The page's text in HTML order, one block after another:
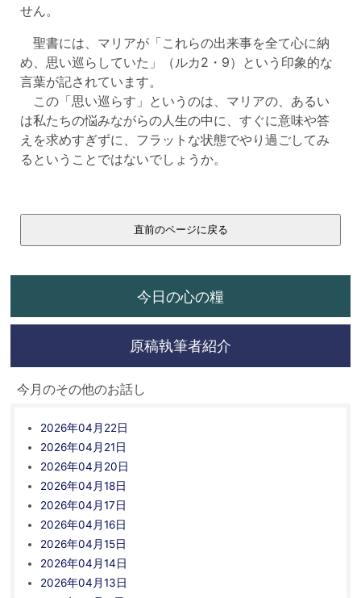
せん。
聖書には、マリアが「これらの出来事を全て心に納
め、思い巡らしていた」（ルカ2・9）という印象的な
言葉が記されています。
この「思い巡らす」というのは、マリアの、あるい
は私たちの悩みながらの人生の中に、すぐに意味や答
えを求めすぎずに、フラットな状態でやり過ごしてみ
るということではないでしょうか。
今日の心の糧
原稿執筆者紹介
今月のその他のお話し
2026年04月22日
2026年04月21日
2026年04月20日
2026年04月18日
2026年04月17日
2026年04月16日
2026年04月15日
2026年04月14日
2026年04月13日